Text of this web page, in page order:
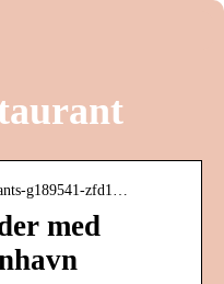
g189541-zfd1…
med